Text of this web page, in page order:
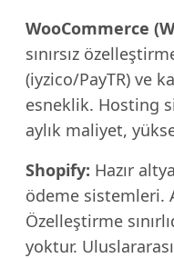
WooCommerce
sınırsız
(iyzico/PayTR) ve
esneklik. Hosting
aylık maliyet,
Shopify: Hazır
ödeme sistemleri.
Özelleştirme
yoktur.